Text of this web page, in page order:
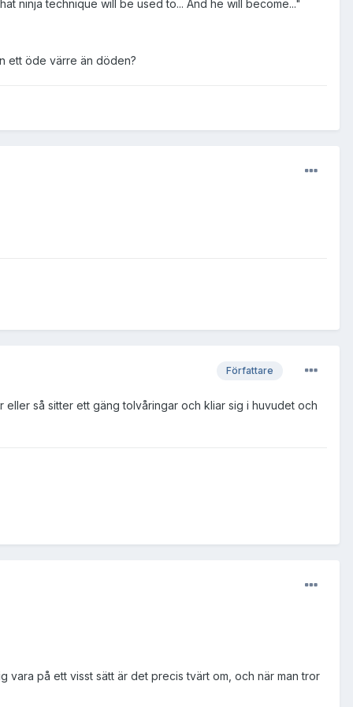
ninja technique will be used to... And he will become..."
ett öde värre än döden?
Författare
så sitter ett gäng tolvåringar och kliar sig i huvudet och
vara på ett visst sätt är det precis tvärt om, och när man tror